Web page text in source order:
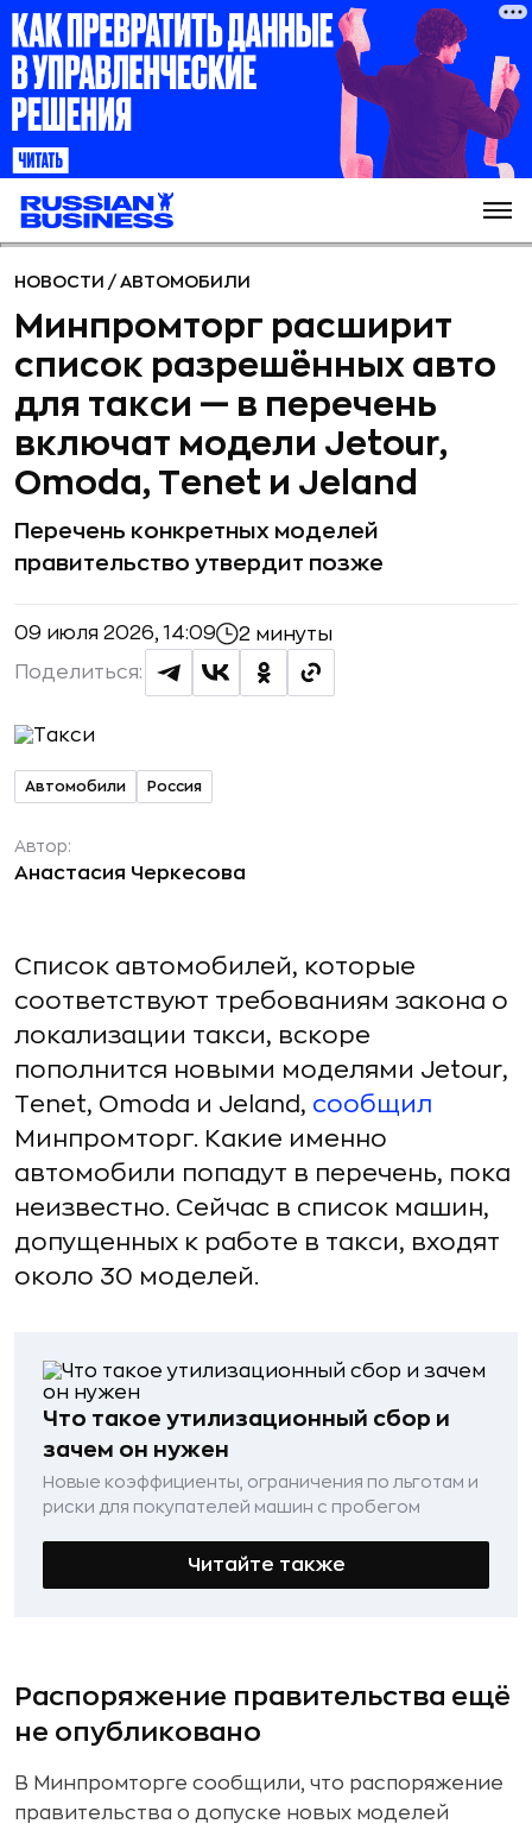
НОВОСТИ / АВТОМОБИЛИ
Минпромторг расширит
список разрешённых авто
для такси — в перечень
включат модели Jetour,
Omoda, Tenet и Jeland
Перечень конкретных моделей
правительство утвердит позже
09 июля 2026, 14:09 2 минуты
Поделиться:
Автомобили Россия
Автор:
Анастасия Черкесова
Список автомобилей, которые
соответствуют требованиям закона о
локализации такси, вскоре
пополнится новыми моделями Jetour,
Tenet, Omoda и Jeland, сообщил
Минпромторг. Какие именно
автомобили попадут в перечень, пока
неизвестно. Сейчас в список машин,
допущенных к работе в такси, входят
около 30 моделей.
Что такое утилизационный сбор и
зачем он нужен
Новые коэффициенты, ограничения по льготам и
риски для покупателей машин с пробегом
Читайте также
Распоряжение правительства ещё
не опубликовано
В Минпромторге сообщили, что распоряжение
правительства о допуске новых моделей